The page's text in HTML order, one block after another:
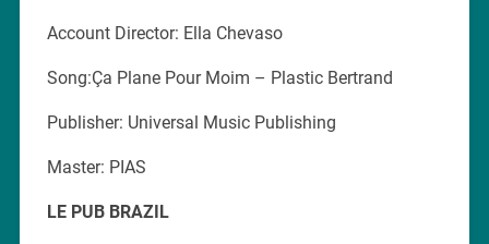
Account Director: Ella Chevaso
Song:Ça Plane Pour Moim – Plastic Bertrand
Publisher: Universal Music Publishing
Master: PIAS
LE PUB BRAZIL